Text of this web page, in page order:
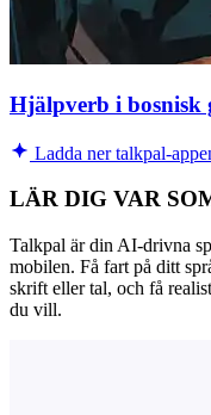
Hjälpverb i bosnisk
Ladda ner talkpal-
LÄR DIG VAR
Talkpal är din AI-drivna
mobilen. Få fart på ditt
skrift eller tal, och få
du vill.